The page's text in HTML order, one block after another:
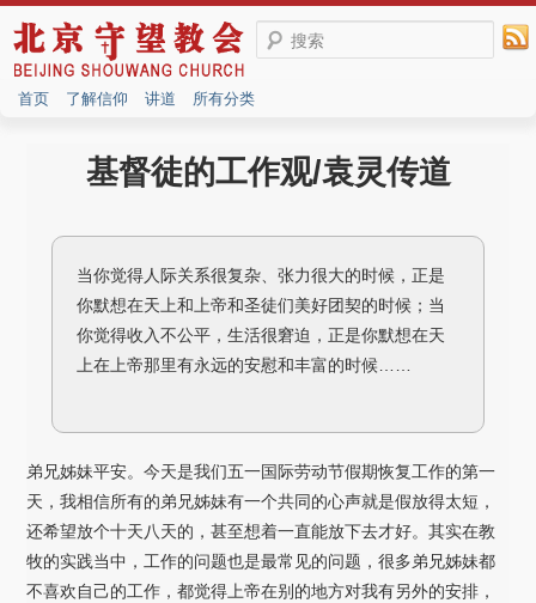
搜索
首页 了解信仰 讲道 所有分类
基督徒的工作观/袁灵传道
当你觉得人际关系很复杂、张力很大的时候，正是
你默想在天上和上帝和圣徒们美好团契的时候；当
你觉得收入不公平，生活很窘迫，正是你默想在天
上在上帝那里有永远的安慰和丰富的时候……
弟兄姊妹平安。今天是我们五一国际劳动节假期恢复工作的第一
天，我相信所有的弟兄姊妹有一个共同的心声就是假放得太短，
还希望放个十天八天的，甚至想着一直能放下去才好。其实在教
牧的实践当中，工作的问题也是最常见的问题，很多弟兄姊妹都
不喜欢自己的工作，都觉得上帝在别的地方对我有另外的安排，